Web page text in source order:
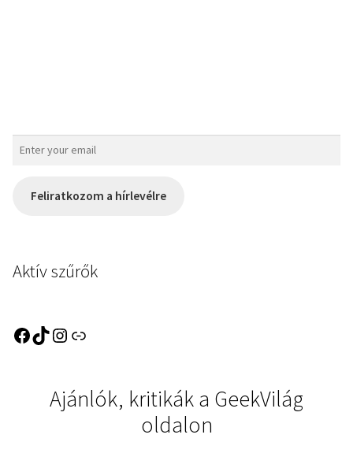
Feliratkozom a hírlevélre
Aktív szűrők
Ajánlók, kritikák a GeekVilág
oldalon